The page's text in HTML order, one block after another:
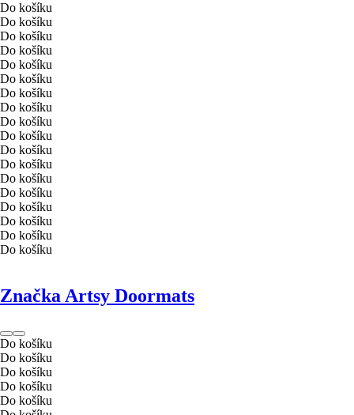
Do košíku
Do košíku
Do košíku
Do košíku
Do košíku
Do košíku
Do košíku
Do košíku
Do košíku
Do košíku
Do košíku
Do košíku
Do košíku
Do košíku
Do košíku
Do košíku
Do košíku
Do košíku
Značka Artsy Doormats
Do košíku
Do košíku
Do košíku
Do košíku
Do košíku